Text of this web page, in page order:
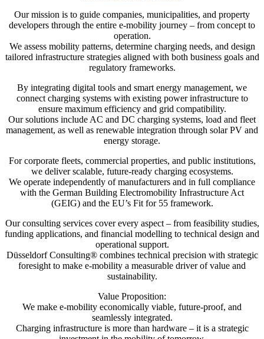
Our mission is to guide companies, municipalities, and property
developers through the entire e-mobility journey – from concept to
operation.
We assess mobility patterns, determine charging needs, and design
tailored infrastructure strategies aligned with both business goals and
regulatory frameworks.
By integrating digital tools and smart energy management, we
connect charging systems with existing power infrastructure to
ensure maximum efficiency and grid compatibility.
Our solutions include AC and DC charging systems, load and fleet
management, as well as renewable integration through solar PV and
energy storage.
For corporate fleets, commercial properties, and public institutions,
we deliver scalable, future-ready charging ecosystems.
We operate independently of manufacturers and in full compliance
with the German Building Electromobility Infrastructure Act
(GEIG) and the EU’s Fit for 55 framework.
Our consulting services cover every aspect – from feasibility studies,
funding applications, and financial modelling to technical design and
operational support.
Düsseldorf Consulting®️ combines technical precision with strategic
foresight to make e-mobility a measurable driver of value and
sustainability.
Value Proposition:
We make e-mobility economically viable, future-proof, and
seamlessly integrated.
Charging infrastructure is more than hardware – it is a strategic